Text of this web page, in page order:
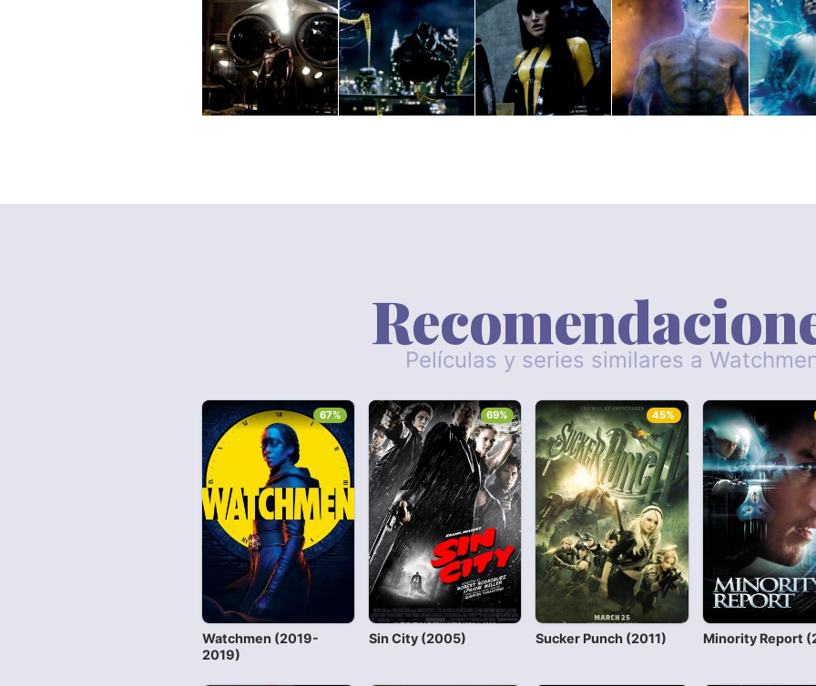
Películas y series similares a
Watchmen (2019-
2019)
67%
Sin City (2005)
69%
Sucker Punch (2011)
45%
Minority Report